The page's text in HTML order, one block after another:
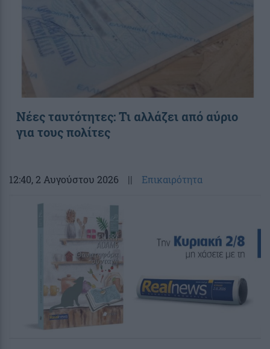
Νέες ταυτότητες: Τι αλλάζει από αύριο
για τους πολίτες
12:40, 2 Αυγούστου 2026 || Επικαιρότητα